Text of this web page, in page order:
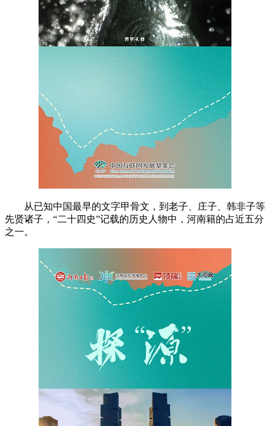
从已知中国最早的文字甲骨文，到老子、庄子、韩非子等
先贤诸子，“二十四史”记载的历史人物中，河南籍的占近五分
之一。